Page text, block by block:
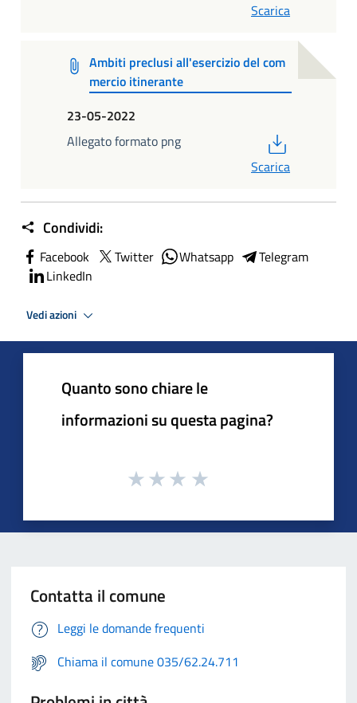
Scarica
Ambiti preclusi all'esercizio del com
mercio itinerante
23-05-2022
Allegato formato png
Scarica
Condividi:
Facebook Twitter Whatsapp
Telegram
LinkedIn
Vedi azioni
Quanto sono chiare le
informazioni su questa pagina?
Contatta il comune
Leggi le domande frequenti
Chiama il comune 035/62.24.711